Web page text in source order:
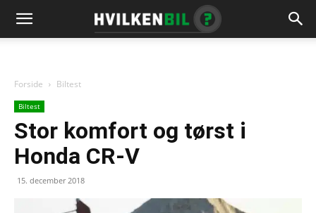
Forside Biltest
Biltest
Stor komfort og tørst i
Honda CR-V
15. december 2018